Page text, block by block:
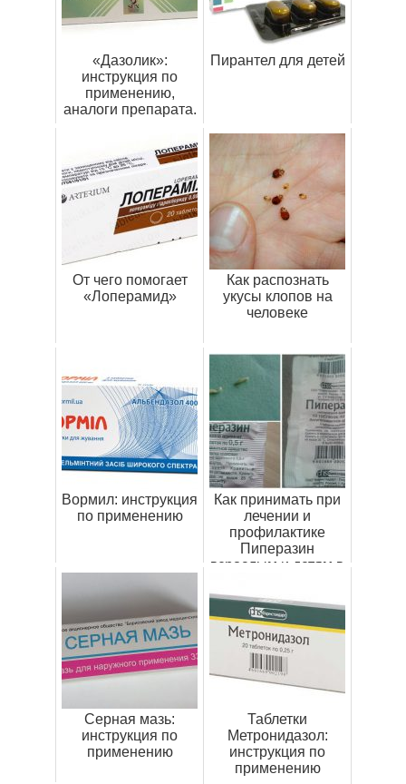
«Дазолик»:
инструкция по
применению,
аналоги препарата.
Пирантел для детей
От чего помогает
«Лоперамид»
Как распознать
укусы клопов на
человеке
Вормил: инструкция
по применению
Как принимать при
лечении и
профилактике
Пиперазин
взрослым и детям в
Серная мазь:
инструкция по
применению
Таблетки
Метронидазол:
инструкция по
применению